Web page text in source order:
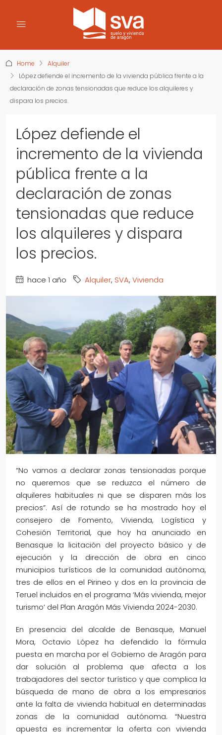
Home
Alquiler
López defiende el incremento de la vivienda pública frente a la
declaración de zonas tensionadas que reduce los alquileres y
dispara los precios.
López defiende el
incremento de la vivienda
pública frente a la
declaración de zonas
tensionadas que reduce
los alquileres y dispara
los precios.
hace 1 año Alquiler, SVA, Vivienda
“No vamos a declarar zonas tensionadas porque
no queremos que se reduzca el número de
alquileres habituales ni que se disparen más los
precios”. Así de rotundo se ha mostrado hoy el
consejero de Fomento, Vivienda, Logística y
Cohesión Territorial, que hoy ha anunciado en
Benasque la licitación del proyecto básico y de
ejecución y la dirección de obra en cinco
municipios turísticos de la comunidad autónoma,
tres de ellos en el Pirineo y dos en la provincia de
Teruel incluidos en el programa ‘Más vivienda, mejor
turismo’ del Plan Aragón Más Vivienda 2024-2030.
En presencia del alcalde de Benasque, Manuel
Mora, Octavio López ha defendido la fórmula
puesta en marcha por el Gobierno de Aragón para
dar solución al problema que afecta a los
trabajadores del sector turístico y que complica la
búsqueda de mano de obra a los empresarios
ante la falta de vivienda habitual en determinadas
zonas de la comunidad autónoma. “Nuestra
apuesta es incrementar la oferta con vivienda